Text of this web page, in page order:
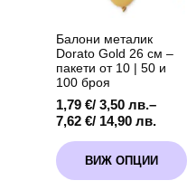
Балони металик
Dorato Gold 26 см –
пакети от 10 | 50 и
100 броя
1,79 €/ 3,50 лв.–
7,62 €/ 14,90 лв.
Price
1,79 €
/
3,50 лв.
ВИЖ ОПЦИИ
This
product
has